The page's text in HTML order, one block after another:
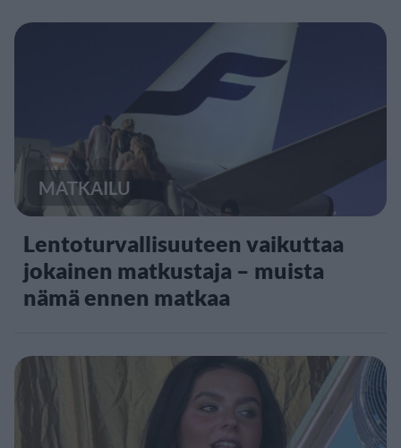
MATKAILU
Lentoturvallisuuteen vaikuttaa
jokainen matkustaja – muista
nämä ennen matkaa